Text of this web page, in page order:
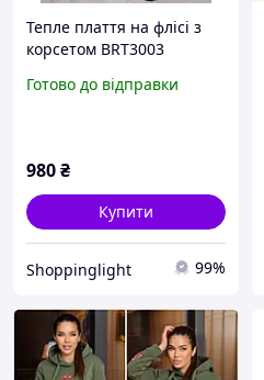
Тепле плаття на флісі з
корсетом BRT3003
Готово до відправки
980₴
Купити
Shoppinglight 99%